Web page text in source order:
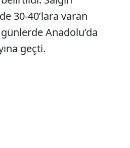
30-40’lara varan
Anadolu’da
geçti.